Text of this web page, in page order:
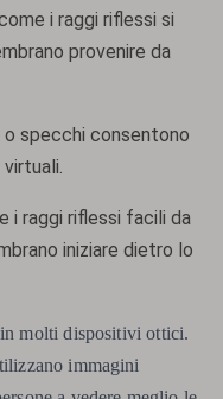
i raggi riflessi si
provenire da
specchi consentono
i raggi riflessi facili da
iniziare dietro lo
molti dispositivi ottici.
immagini